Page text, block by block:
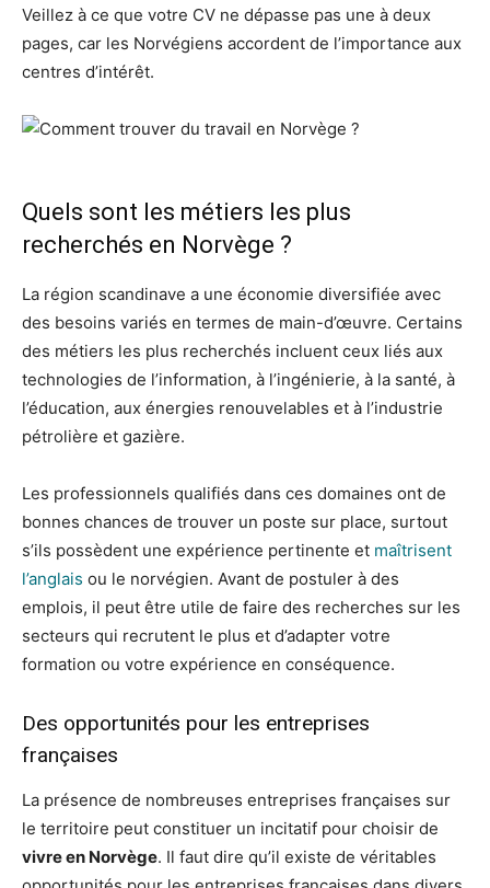
Veillez à ce que votre CV ne dépasse pas une à deux
pages, car les Norvégiens accordent de l’importance aux
centres d’intérêt.
Quels sont les métiers les plus
recherchés en Norvège ?
La région scandinave a une économie diversifiée avec
des besoins variés en termes de main-d’œuvre. Certains
des métiers les plus recherchés incluent ceux liés aux
technologies de l’information, à l’ingénierie, à la santé, à
l’éducation, aux énergies renouvelables et à l’industrie
pétrolière et gazière.
Les professionnels qualifiés dans ces domaines ont de
bonnes chances de trouver un poste sur place, surtout
s’ils possèdent une expérience pertinente et maîtrisent
l’anglais ou le norvégien. Avant de postuler à des
emplois, il peut être utile de faire des recherches sur les
secteurs qui recrutent le plus et d’adapter votre
formation ou votre expérience en conséquence.
Des opportunités pour les entreprises
françaises
La présence de nombreuses entreprises françaises sur
le territoire peut constituer un incitatif pour choisir de
vivre en Norvège. Il faut dire qu’il existe de véritables